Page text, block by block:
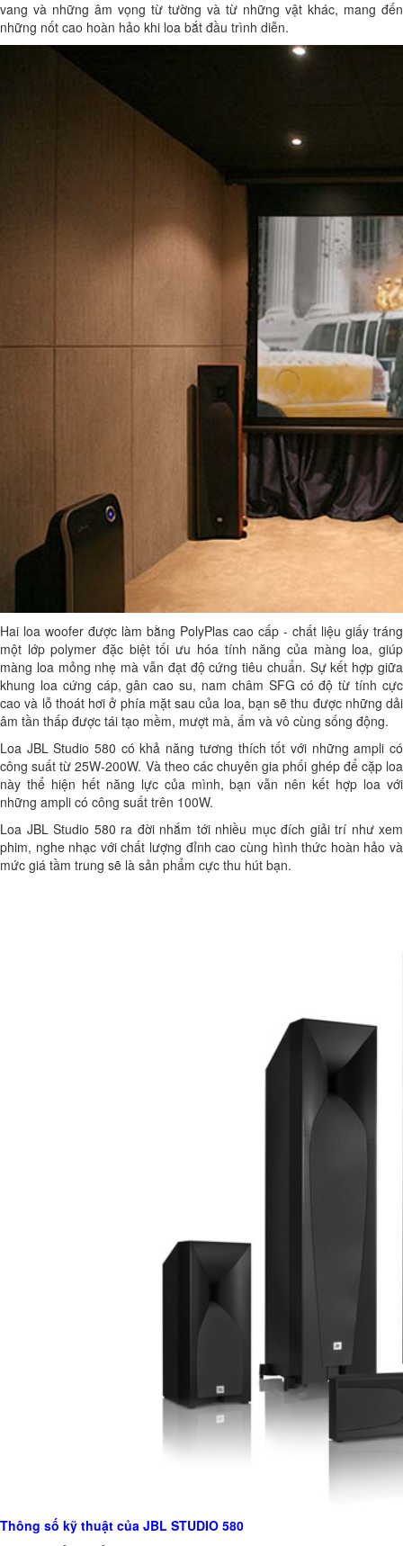
vang và những âm vọng từ tường và từ những vật khác, mang đến
những nốt cao hoàn hảo khi loa bắt đầu trình diễn.
Hai loa woofer được làm bằng PolyPlas cao cấp - chất liệu giấy tráng
một lớp polymer đặc biệt tối ưu hóa tính năng của màng loa, giúp
màng loa mỏng nhẹ mà vẫn đạt độ cứng tiêu chuẩn. Sự kết hợp giữa
khung loa cứng cáp, gân cao su, nam châm SFG có độ từ tính cực
cao và lỗ thoát hơi ở phía mặt sau của loa, bạn sẽ thu được những dải
âm tần thấp được tái tạo mềm, mượt mà, ấm và vô cùng sống động.
Loa JBL Studio 580 có khả năng tương thích tốt với những ampli có
công suất từ 25W-200W. Và theo các chuyên gia phối ghép để cặp loa
này thể hiện hết năng lực của mình, bạn vẫn nên kết hợp loa với
những ampli có công suất trên 100W.
Loa JBL Studio 580 ra đời nhắm tới nhiều mục đích giải trí như xem
phim, nghe nhạc với chất lượng đỉnh cao cùng hình thức hoàn hảo và
mức giá tầm trung sẽ là sản phẩm cực thu hút bạn.
Thông số kỹ thuật của JBL STUDIO 580